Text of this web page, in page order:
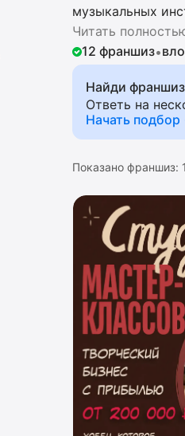
музыкальных
мастерства,
фирму по
подборе
оборудования и
рекламной
управления
Читать
12 франшиз•
Найди
Ответь на
Начать
Показано франшиз: